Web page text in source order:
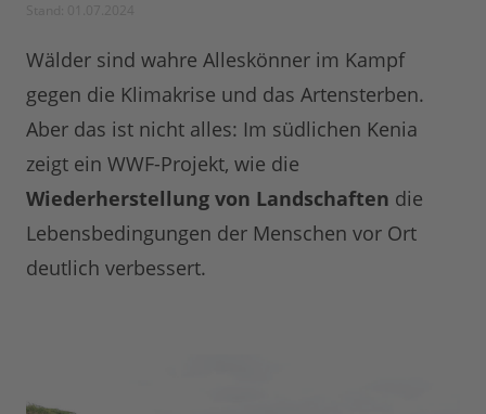
Wälder sind wahre Alleskönner im Kampf
gegen die Klimakrise und das Artensterben.
Aber das ist nicht alles: Im südlichen Kenia
zeigt ein WWF-Projekt, wie die
Wiederherstellung von Landschaften die
Lebensbedingungen der Menschen vor Ort
deutlich verbessert.